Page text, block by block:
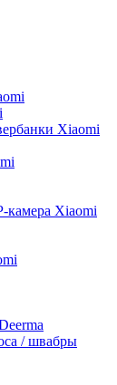
Xiaomi
камера Xiaomi
/ швабры